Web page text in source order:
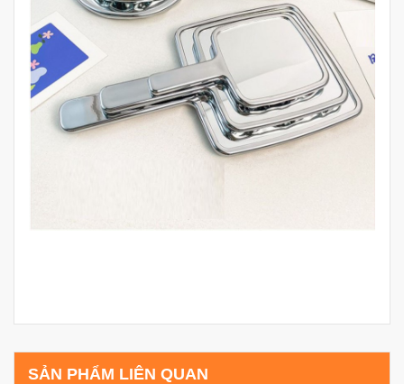
SẢN PHẨM LIÊN QUAN